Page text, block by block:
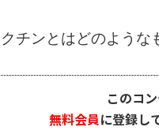
チンとはどのような
このコ
無料会員に登録し